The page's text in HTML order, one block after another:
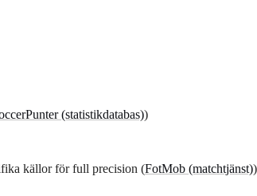
(statistikdatabas))
källor för full precision (FotMob (matchtjänst)